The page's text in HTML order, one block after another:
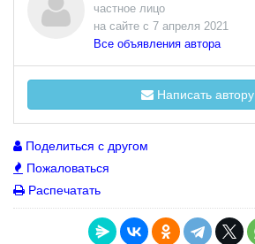
частное лицо
на сайте с 7 апреля 2021
Все объявления автора
Написать автору
Поделиться с другом
Пожаловаться
Распечатать